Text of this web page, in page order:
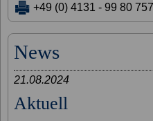
+49 (0) 4131 - 99 80 757
News
21.08.2024
Aktuell